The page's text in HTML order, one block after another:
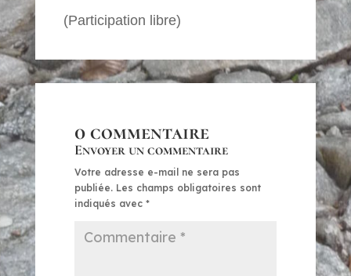
(Participation libre)
0 commentaire
Envoyer un commentaire
Votre adresse e-mail ne sera pas
publiée. Les champs obligatoires sont
indiqués avec *